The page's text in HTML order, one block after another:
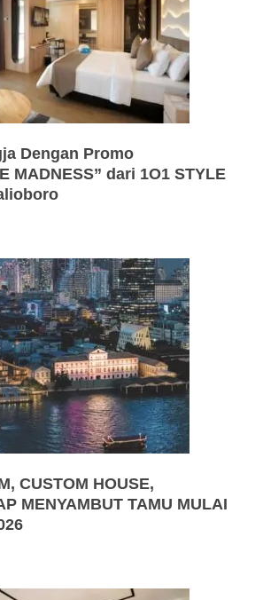
Dengan Promo
MADNESS” dari 1O1 STYLE
CUSTOM HOUSE,
MENYAMBUT TAMU MULAI